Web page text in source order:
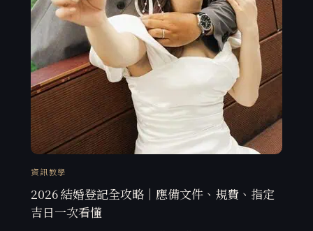
資訊教學
2026 結婚登記全攻略｜應備文件、規費、指定
吉日一次看懂